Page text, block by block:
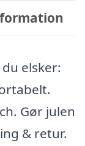
elsker:
Gør julen
& retur.